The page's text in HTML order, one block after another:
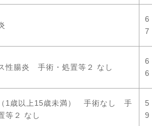
6
7
性腸炎 手術・処置等２ なし
6
6
1歳以上15歳未満） 手術なし 手
等２ なし
5
9